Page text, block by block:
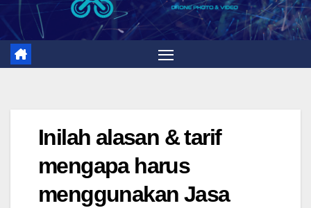
Inilah alasan & tarif
mengapa harus
menggunakan Jasa